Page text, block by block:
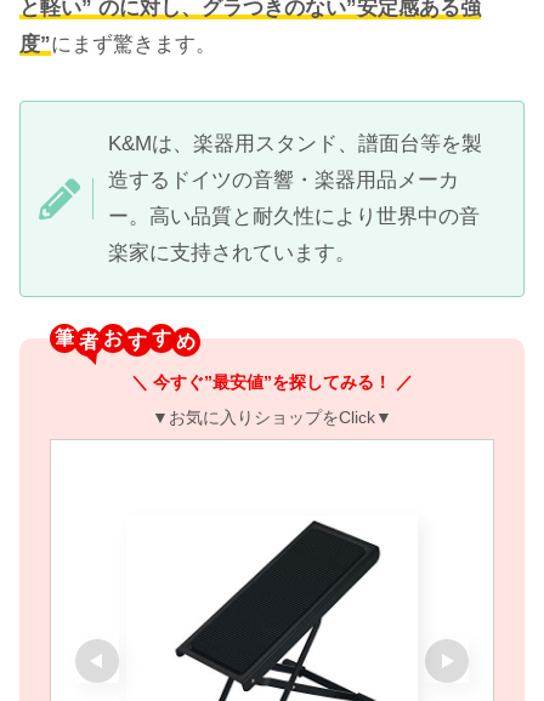
と軽い” のに対し、グラつきのない”安定感ある強
度”にまず驚きます。
K&Mは、楽器用スタンド、譜面台等を製
造するドイツの音響・楽器用品メーカ
ー。高い品質と耐久性により世界中の音
楽家に支持されています。
筆 お す
＼ 今すぐ”最安値”を探してみる！ ／
▼お気に入りショップをClick▼